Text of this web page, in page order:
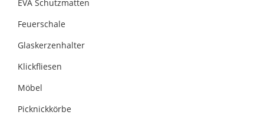
EVA Schutzmatten
Feuerschale
Glaskerzenhalter
Klickfliesen
Möbel
Picknickkörbe